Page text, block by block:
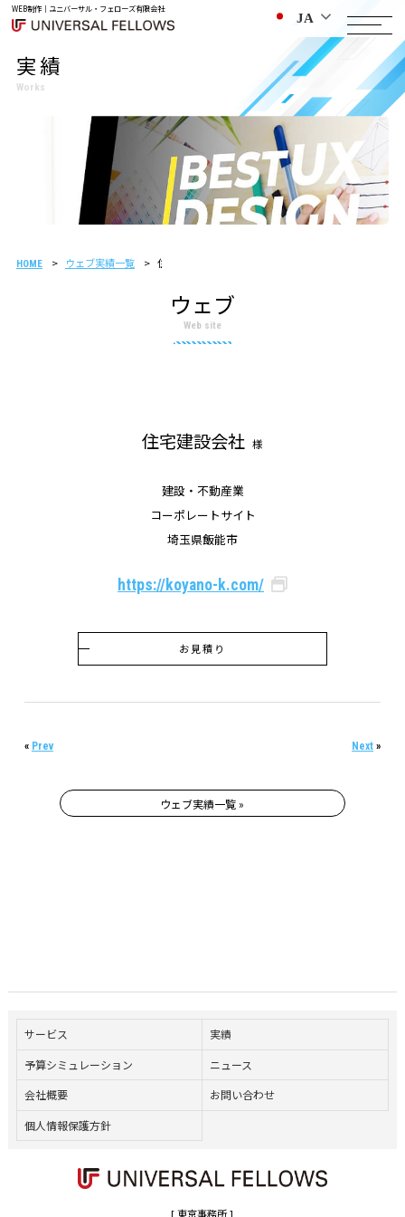
WEB制作｜ユニバーサル・フェローズ有限会社
実績
Works
HOME ウェブ実績一覧 住宅建設会社様 制作事例
ウェブ
Web site
住宅建設会社 様
建設・不動産業
コーポレートサイト
埼玉県飯能市
https://koyano-k.com/
お見積り
« Prev Next »
ウェブ実績一覧 »
サービス
実績
予算シミュレーション
ニュース
会社概要
お問い合わせ
個人情報保護方針
[ 東京事務所 ]
JA